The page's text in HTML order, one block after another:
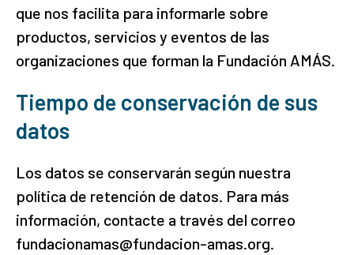
que nos facilita para informarle sobre
productos, servicios y eventos de las
organizaciones que forman la Fundación AMÁS.
Tiempo de conservación de sus
datos
Los datos se conservarán según nuestra
política de retención de datos. Para más
información, contacte a través del correo
fundacionamas@fundacion-amas.org.